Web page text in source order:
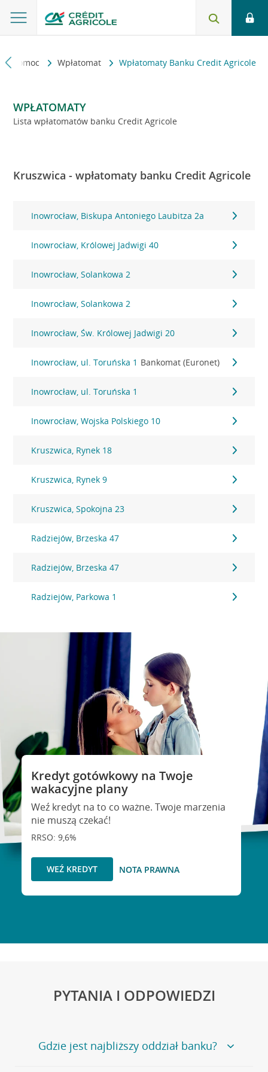
i pomoc Wpłatomat Wpłatomaty Banku Credit Agricole
WPŁATOMATY
Lista wpłatomatów banku Credit Agricole
Kruszwica - wpłatomaty banku Credit Agricole
Inowrocław, Biskupa Antoniego Laubitza 2a
Inowrocław, Królowej Jadwigi 40
Inowrocław, Solankowa 2
Inowrocław, Solankowa 2
Inowrocław, Św. Królowej Jadwigi 20
Inowrocław, ul. Toruńska 1 Bankomat (Euronet)
Inowrocław, ul. Toruńska 1
Inowrocław, Wojska Polskiego 10
Kruszwica, Rynek 18
Kruszwica, Rynek 9
Kruszwica, Spokojna 23
Radziejów, Brzeska 47
Radziejów, Brzeska 47
Radziejów, Parkowa 1
Kredyt gotówkowy na Twoje
wakacyjne plany
Weź kredyt na to co ważne. Twoje marzenia
nie muszą czekać!
RRSO: 9,6%
WEŹ KREDYT NOTA PRAWNA
PYTANIA I ODPOWIEDZI
Gdzie jest najbliższy oddział banku?